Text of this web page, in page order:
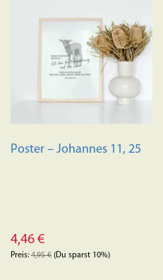
Poster – Johannes 11, 25
4,46 €
Preis: 4,95€ (Du sparst 10%)